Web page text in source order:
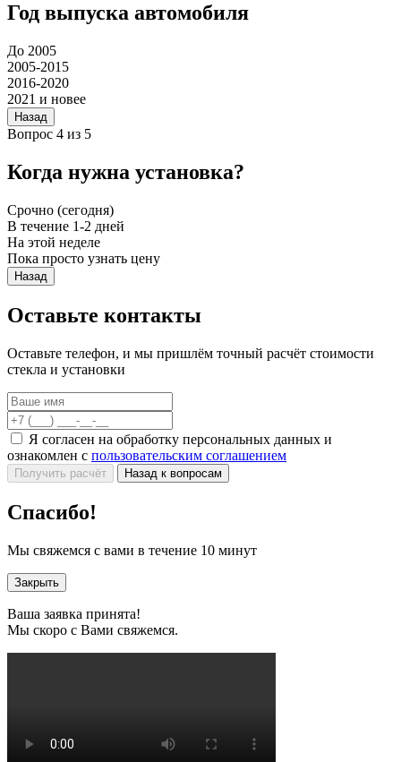
Год выпуска автомобиля
До 2005
2005-2015
2016-2020
2021 и новее
Назад
Вопрос 4 из 5
Когда нужна установка?
Срочно (сегодня)
В течение 1-2 дней
На этой неделе
Пока просто узнать цену
Назад
Оставьте контакты
Оставьте телефон, и мы пришлём точный расчёт стоимости
стекла и установки
Я согласен на обработку персональных данных и
ознакомлен с пользовательским соглашением
Получить расчёт Назад к вопросам
Спасибо!
Мы свяжемся с вами в течение 10 минут
Закрыть
Ваша заявка принята!
Мы скоро с Вами свяжемся.